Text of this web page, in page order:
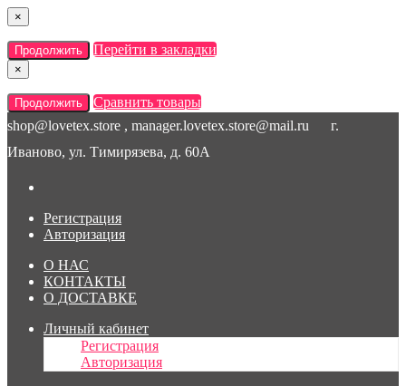
×
Продолжить Перейти в закладки
×
Продолжить
Сравнить товары
shop@lovetex.store , manager.lovetex.store@mail.ru
г.
Иваново, ул. Тимирязева, д. 60А
Регистрация
Авторизация
О НАС
КОНТАКТЫ
О ДОСТАВКЕ
Личный кабинет
Регистрация
Авторизация